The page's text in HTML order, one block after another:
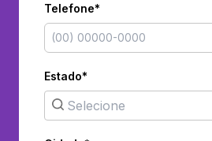
Telefone*
Estado*